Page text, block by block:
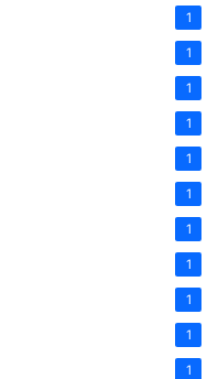
1
1
1
1
1
1
1
1
1
1
1